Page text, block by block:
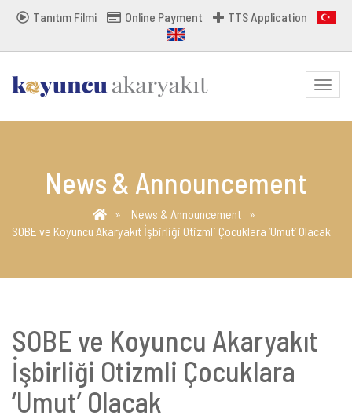
Tanıtım Filmi Online Payment TTS Application
MENU
News & Announcement
News & Announcement
SOBE ve Koyuncu Akaryakıt İşbirliği Otizmli Çocuklara ‘Umut’ Olacak
SOBE ve Koyuncu Akaryakıt
İşbirliği Otizmli Çocuklara
‘Umut’ Olacak